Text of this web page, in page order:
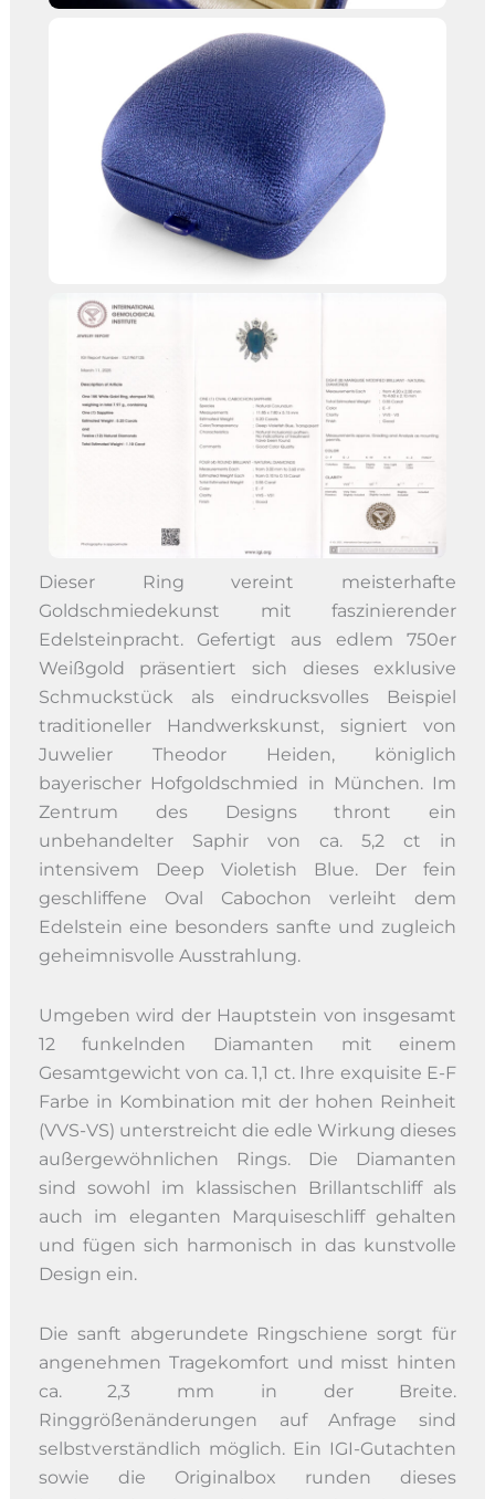
Dieser Ring vereint meisterhafte
Goldschmiedekunst mit faszinierender
Edelsteinpracht. Gefertigt aus edlem 750er
Weißgold präsentiert sich dieses exklusive
Schmuckstück als eindrucksvolles Beispiel
traditioneller Handwerkskunst, signiert von
Juwelier Theodor Heiden, königlich
bayerischer Hofgoldschmied in München. Im
Zentrum des Designs thront ein
unbehandelter Saphir von ca. 5,2 ct in
intensivem Deep Violetish Blue. Der fein
geschliffene Oval Cabochon verleiht dem
Edelstein eine besonders sanfte und zugleich
geheimnisvolle Ausstrahlung.
Umgeben wird der Hauptstein von insgesamt
12 funkelnden Diamanten mit einem
Gesamtgewicht von ca. 1,1 ct. Ihre exquisite E-F
Farbe in Kombination mit der hohen Reinheit
(VVS-VS) unterstreicht die edle Wirkung dieses
außergewöhnlichen Rings. Die Diamanten
sind sowohl im klassischen Brillantschliff als
auch im eleganten Marquiseschliff gehalten
und fügen sich harmonisch in das kunstvolle
Design ein.
Die sanft abgerundete Ringschiene sorgt für
angenehmen Tragekomfort und misst hinten
ca. 2,3 mm in der Breite.
Ringgrößenänderungen auf Anfrage sind
selbstverständlich möglich. Ein IGI-Gutachten
sowie die Originalbox runden dieses